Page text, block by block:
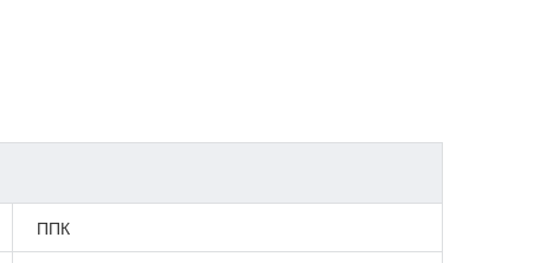
ППК